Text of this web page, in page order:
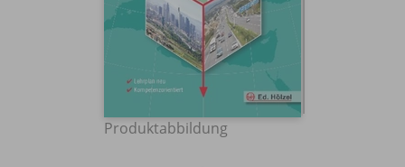
Produktabbildung